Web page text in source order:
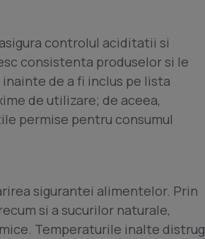
controlul aciditatii si
consistenta produselor si le
de a fi inclus pe lista
de utilizare; de aceea,
permise pentru consumul
sigurantei alimentelor. Prin
si a sucurilor naturale,
Temperaturile inalte distrug